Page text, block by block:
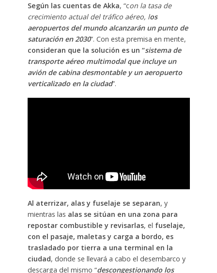
Según las cuentas de Akka, “con la tasa de
crecimiento actual del tráfico aéreo, los
aeropuertos del mundo alcanzarán un punto de
saturación en 2030”. Con esta premisa en mente,
consideran que la solución es un “sistema de
transporte aéreo multimodal que incluye un
avión de cabina desmontable y un aeropuerto
verticalizado en la ciudad”.
Al aterrizar, alas y fuselaje se separan, y
mientras las alas se sitúan en una zona para
repostar combustible y revisarlas, el fuselaje,
con el pasaje, maletas y carga a bordo, es
trasladado por tierra a una terminal en la
ciudad, donde se llevará a cabo el desembarco y
descarga del mismo “descongestionando los